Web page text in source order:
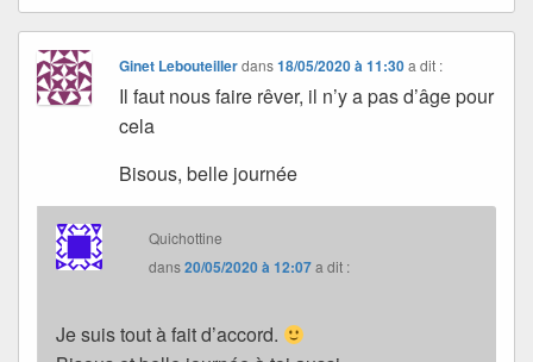
Ginet Lebouteillerdans18/05/2020 à 11:30 a dit :
Il faut nous faire rêver, il n’y a pas d’âge pour
cela
Bisous, belle journée
Quichottine
dans20/05/2020 à 12:07a dit :
Je suis tout à fait d’accord.